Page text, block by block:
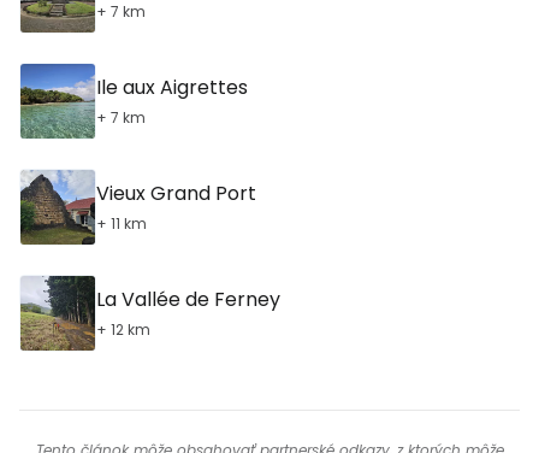
+ 7 km
Ile aux Aigrettes
+ 7 km
Vieux Grand Port
+ 11 km
La Vallée de Ferney
+ 12 km